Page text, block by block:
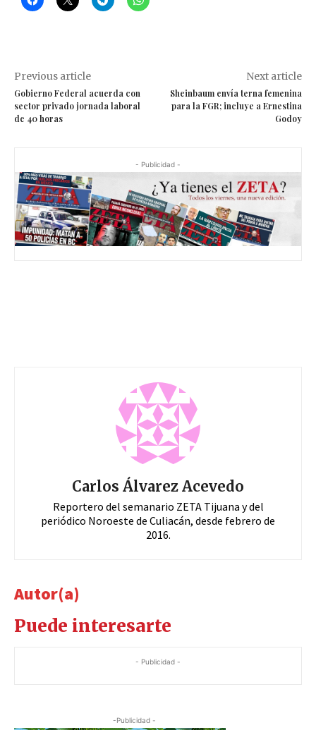
Previous article
Gobierno Federal acuerda con
sector privado jornada laboral
de 40 horas
Next article
Sheinbaum envía terna femenina
para la FGR; incluye a Ernestina
Godoy
- Publicidad -
Carlos Álvarez Acevedo
Reportero del semanario ZETA Tijuana y del
periódico Noroeste de Culiacán, desde febrero de
2016.
Autor(a)
Puede interesarte
- Publicidad -
-Publicidad -